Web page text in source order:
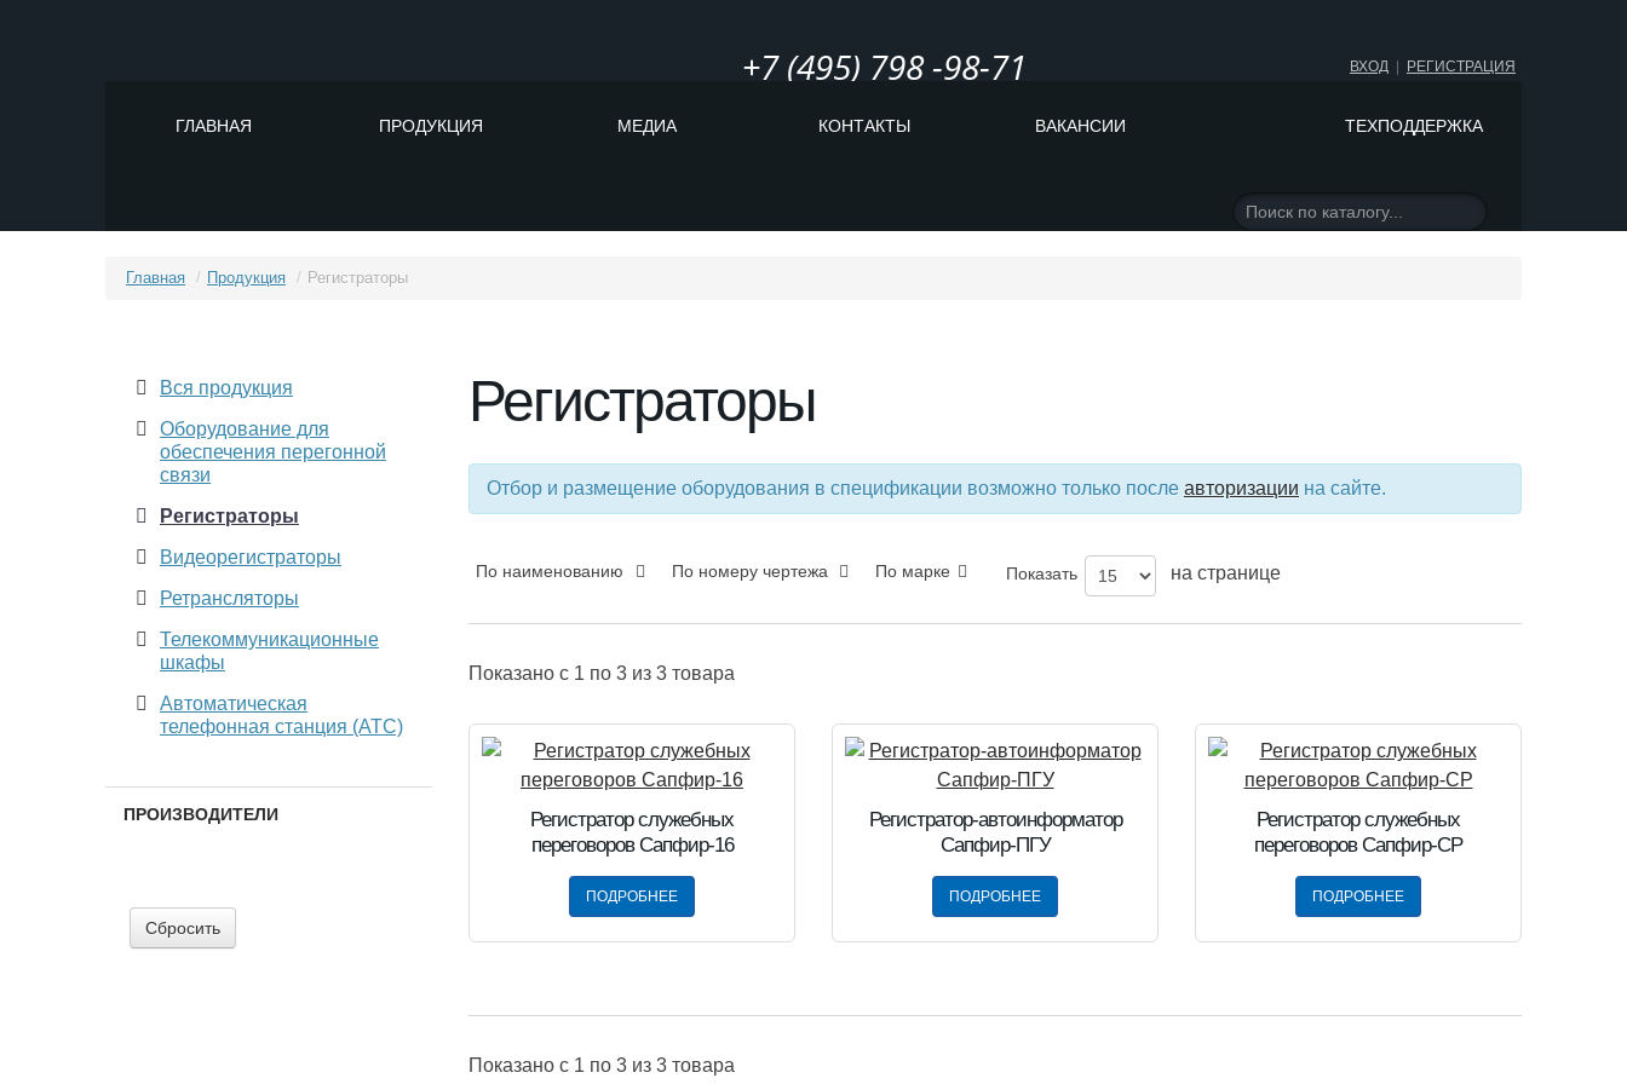
+7 (495) 798 -98-71 ВХОД РЕГИСТРАЦИЯ
ГЛАВНАЯ ПРОДУКЦИЯ МЕДИА КОНТАКТЫ ВАКАНСИИ ТЕХПОДДЕРЖКА
Главная / Продукция / Регистраторы
Вся продукция
Оборудование для
обеспечения перегонной
связи
Регистраторы
Видеорегистраторы
Ретрансляторы
Телекоммуникационные
шкафы
Автоматическая
телефонная станция (АТС)
ПРОИЗВОДИТЕЛИ
Сбросить
Регистраторы
Отбор и размещение оборудования в спецификации возможно только после авторизации на сайте.
По наименованию По номеру чертежа По марке Показать на странице
Показано c 1 по 3 из 3 товара
Регистратор служебных
переговоров Сапфир-16
ПОДРОБНЕЕ
Регистратор-автоинформатор
Сапфир-ПГУ
ПОДРОБНЕЕ
Регистратор служебных
переговоров Сапфир-СР
ПОДРОБНЕЕ
Показано c 1 по 3 из 3 товара